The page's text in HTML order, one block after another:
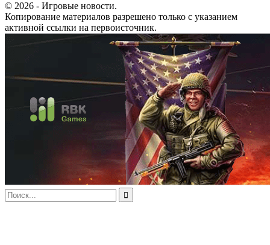
© 2026 - Игровые новости.
Копирование материалов разрешено только с указанием
активной ссылки на первоисточник.